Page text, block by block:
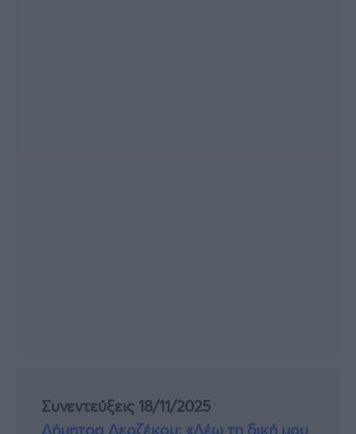
Συνεντεύξεις 18/11/2025
Δήμητρα Δερζέκου: «Λέω τη δική μου